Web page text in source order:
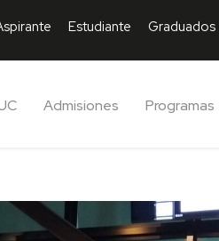
Estudiante Graduados
Admisiones Programas